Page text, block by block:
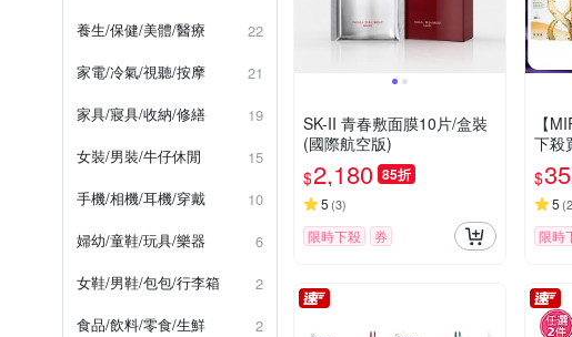
養生/保健/美體/醫療
22
家電/冷氣/視聽/按摩
21
家具/寢具/收納/修繕
19
女裝/男裝/牛仔休閒
15
手機/相機/耳機/穿戴
10
婦幼/童鞋/玩具/樂器
6
女鞋/男鞋/包包/行李箱
2
食品/飲料/零食/生鮮
2
SK-II 青春敷面膜10片/盒裝
(國際航空版)
$2,180 85折
5 (3)
限時下殺 券
【
下殺
$
5 (2
限時